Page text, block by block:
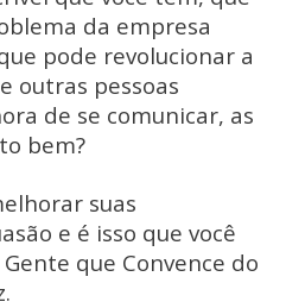
da empresa
pode revolucionar a
outras pessoas
de se comunicar, as
bem?
suas
e é isso que você
que Convence do